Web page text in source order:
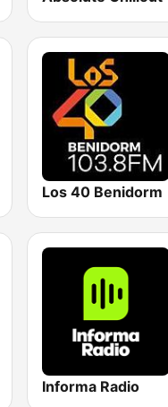
Los 40 Benidorm
Informa Radio